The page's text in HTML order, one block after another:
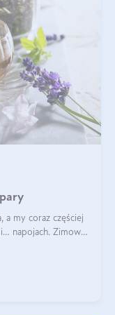
a my coraz częściej
napojach. Zimowe